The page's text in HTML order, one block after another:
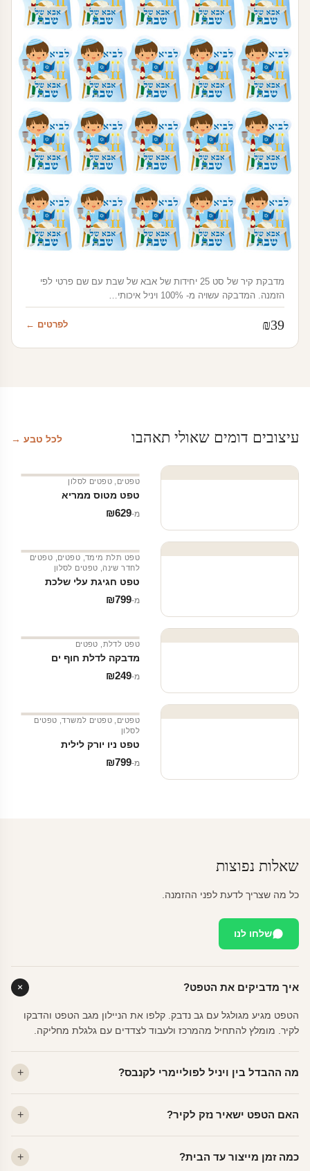
מדבקת קיר של סט 25 יחידות של אבא של שבת עם שם פרטי לפי
הזמנה. המדבקה עשויה מ- 100% ויניל איכותי…
₪39 לפרטים ←
עיצובים דומים שאולי תאהבו לכל טבע →
טפטים טפטים לסלון
טפט מטוס ממריא
מ‑ ₪629
טפט תלת מימד טפטים
טפטים
לחדר שינה
טפטים לסלון
טפט חגיגת עלי שלכת
מ‑ ₪799
טפט לדלת טפטים
מדבקה לדלת חוף ים
מ‑ ₪249
טפטים טפטים למשרד, טפטים
לסלון
טפט ניו יורק לילית
מ‑ ₪799
שאלות נפוצות
כל מה שצריך לדעת לפני ההזמנה.
שלחו לנו
איך מדביקים את הטפט?
הטפט מגיע מגולגל עם גב נדבק. קלפו את הניילון מגב הטפט והדבקו
לקיר. מומלץ להתחיל מהמרכז ולעבוד לצדדים עם גלגלת מחליקה.
מה ההבדל בין ויניל לפוליימרי לקנבס?
פרמיום. קנבס — בד אמנותי יוקרתי, מט.
האם הטפט ישאיר נזק לקיר?
מתאים לקיר מטויח, גבס, קרמיקה וזכוכית.
כמה זמן מייצור עד הבית?